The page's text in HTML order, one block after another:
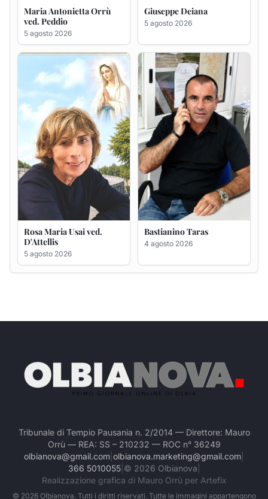
Rosa Maria Usai ved.
D'Attellis
5 agosto 2026
Bastianino Taras
4 agosto 2026
Tribunale di Tempio Pausania n. 2/2014 — Direttore: Mauro
Orrù — REA: SS – 210232 — ROC n° 36249
olbianova@gmail.com olbianova.marketing@gmail.com
366 5010055| © 2026 Olbianova
Realizzazione grafica di Mauro Orrù per Artefix
© 2026Olbianova. Tutti i diritti riservati. Tutte le immagini appartengono